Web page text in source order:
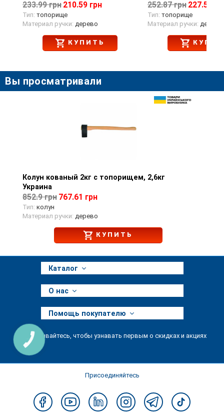
233.99 грн 210.59 грн
Тип: топорище
Материал ручки: дерево
КУПИТЬ
252.87 грн 227.58
Тип: топорище
Материал ручки:
Вы просматривали
Просмотр товара
Колун кованый 2кг с топорищем, 2,6кг
Украина
852.9 грн 767.61 грн
Тип: колун
Материал ручки: дерево
КУПИТЬ
Каталог
О нас
Помощь покупателю
Подписывайтесь, чтобы узнавать первым о скидках и акциях
Присоединяйтесь
КНОПКА
ЗВ'ЯЗКУ